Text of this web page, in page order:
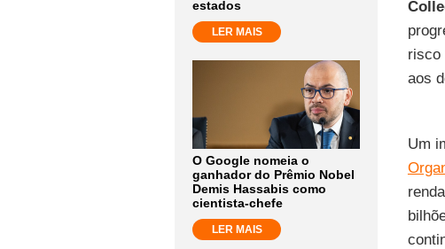
estados
LER MAIS
O Google nomeia o
ganhador do Prêmio Nobel
Demis Hassabis como
cientista-chefe
LER MAIS
risco
aos
Um